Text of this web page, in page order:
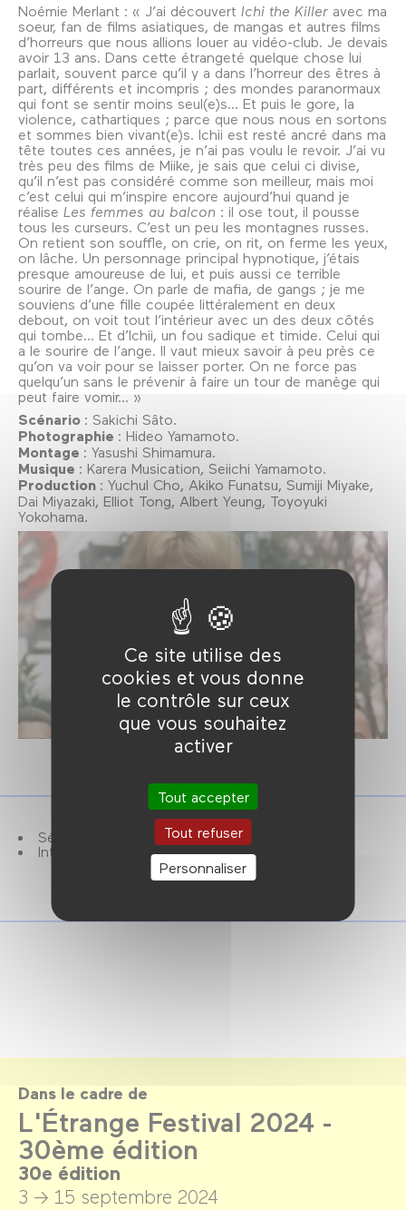
Ce site utilise des
cookies et vous donne
le contrôle sur ceux
que vous souhaitez
activer
Tout accepter
Tout refuser
Personnaliser
Noémie Merlant : « J’ai découvert Ichi the Killer avec ma
soeur, fan de films asiatiques, de mangas et autres films
d’horreurs que nous allions louer au vidéo-club. Je devais
avoir 13 ans. Dans cette étrangeté quelque chose lui
parlait, souvent parce qu’il y a dans l’horreur des êtres à
part, différents et incompris ; des mondes paranormaux
qui font se sentir moins seul(e)s... Et puis le gore, la
violence, cathartiques ; parce que nous nous en sortons
et sommes bien vivant(e)s. Ichii est resté ancré dans ma
tête toutes ces années, je n’ai pas voulu le revoir. J’ai vu
très peu des films de Miike, je sais que celui ci divise,
qu’il n’est pas considéré comme son meilleur, mais moi
c’est celui qui m’inspire encore aujourd’hui quand je
réalise Les femmes au balcon : il ose tout, il pousse
tous les curseurs. C’est un peu les montagnes russes.
On retient son souffle, on crie, on rit, on ferme les yeux,
on lâche. Un personnage principal hypnotique, j’étais
presque amoureuse de lui, et puis aussi ce terrible
sourire de l’ange. On parle de mafia, de gangs ; je me
souviens d’une fille coupée littéralement en deux
debout, on voit tout l’intérieur avec un des deux côtés
qui tombe... Et d’Ichii, un fou sadique et timide. Celui qui
a le sourire de l’ange. Il vaut mieux savoir à peu près ce
qu’on va voir pour se laisser porter. On ne force pas
quelqu’un sans le prévenir à faire un tour de manège qui
peut faire vomir... »
Scénario : Sakichi Sâto.
Photographie : Hideo Yamamoto.
Montage : Yasushi Shimamura.
Musique : Karera Musication, Seiichi Yamamoto.
Production : Yuchul Cho, Akiko Funatsu, Sumiji Miyake,
Dai Miyazaki, Elliot Tong, Albert Yeung, Toyoyuki
Yokohama.
Séance présentée par Noémie Merlant.
Interdit -16 ans.
Dans le cadre de
L'Étrange Festival 2024 -
30ème édition
30e édition
3 → 15 septembre 2024